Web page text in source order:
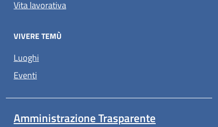
Vita lavorativa
VIVERE TEMÙ
Luoghi
Eventi
Amministrazione Trasparente